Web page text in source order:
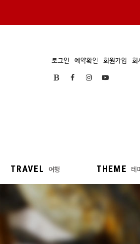
로그인 예약확인 회원가입 회
TRAVEL 여행 THEME 테